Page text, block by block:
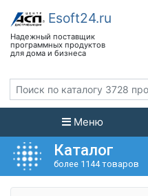
Меню
Каталог
более 1144 товаров